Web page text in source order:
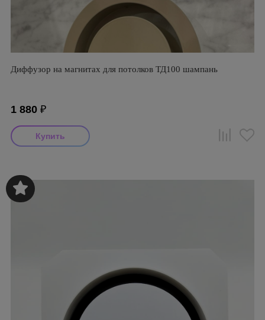
Диффузор на магнитах для потолков ТД100 шампань
1 880 ₽